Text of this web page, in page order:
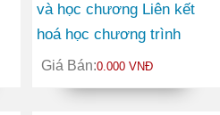
và học chương Liên kết
hoá học chương trình
trung học phổ thông
chuyên
Giá Bán:0.000 VNĐ